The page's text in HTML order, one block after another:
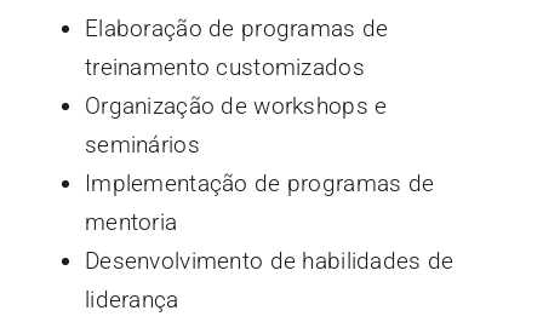
Elaboração de programas de
treinamento customizados
Organização de workshops e
seminários
Implementação de programas de
mentoria
Desenvolvimento de habilidades de
liderança